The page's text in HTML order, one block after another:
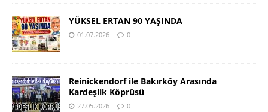
YÜKSEL ERTAN 90 YAŞINDA
01.07.2026 0
Reinickendorf ile Bakırköy Arasında
Kardeşlik Köprüsü
27.05.2026 0